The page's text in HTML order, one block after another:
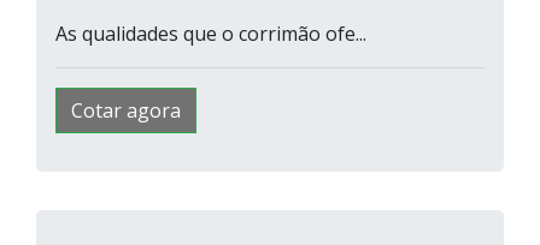
As qualidades que o corrimão ofe...
Cotar agora